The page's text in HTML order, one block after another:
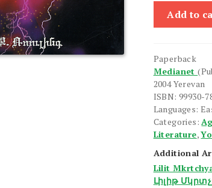
Pottere
Kare
quantity
Add to
Paperback
Medianet
2004 Yerevan
ISBN: 99930-
Languages:
Categories:
Literature,
Additional
Lilit
Լիլիթ